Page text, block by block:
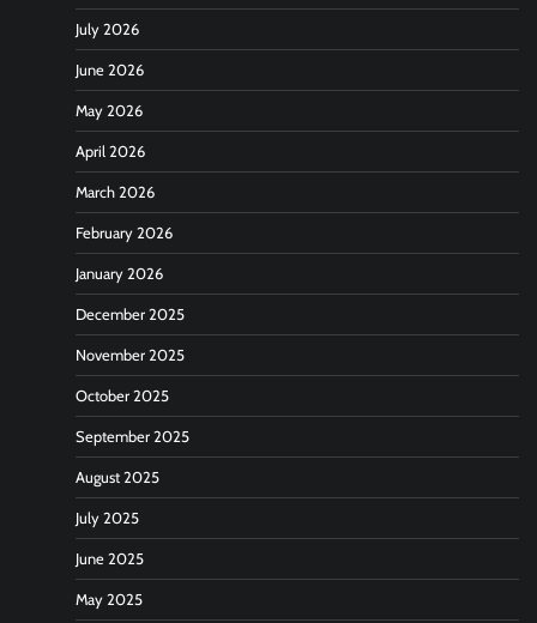
July 2026
June 2026
May 2026
April 2026
March 2026
February 2026
January 2026
December 2025
November 2025
October 2025
September 2025
August 2025
July 2025
June 2025
May 2025